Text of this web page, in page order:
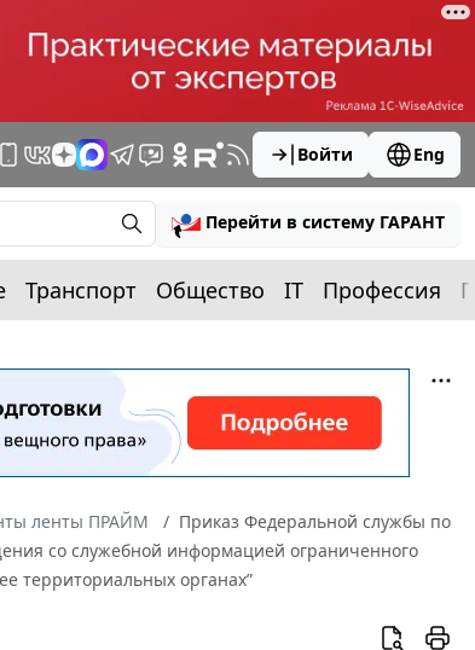
Войти Eng
Перейти в систему ГАРАНТ
Транспорт Общество IT Профессия
ленты ПРАЙМ
Приказ Федеральной службы по
со служебной информацией ограниченного
территориальных органах”